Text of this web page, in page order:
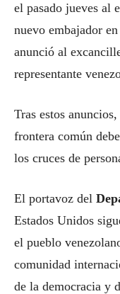
el pasado jueves al
nuevo embajador
anunció al
representante
Tras estos
frontera común
los cruces de
El portavoz del
Estados Unidos
el pueblo
comunidad
de la democracia y